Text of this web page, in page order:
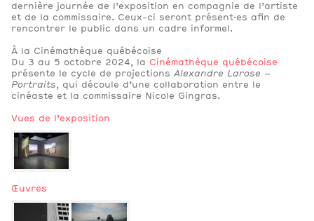
dernière journée de l’exposition en compagnie de l’artiste
et de la commissaire. Ceux-ci seront présent·es afin de
rencontrer le public dans un cadre informel.
À la Cinémathèque québécoise
Du 3 au 5 octobre 2024, la Cinémathèque québécoise
présente le cycle de projections Alexandre Larose –
Portraits, qui découle d’une collaboration entre le
cinéaste et la commissaire Nicole Gingras.
Vues de l’exposition
Œuvres